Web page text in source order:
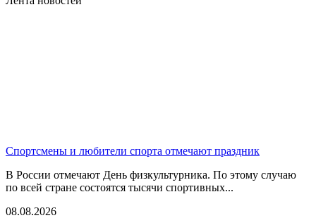
Спортсмены и любители спорта отмечают праздник
В России отмечают День физкультурника. По этому случаю
по всей стране состоятся тысячи спортивных...
08.08.2026